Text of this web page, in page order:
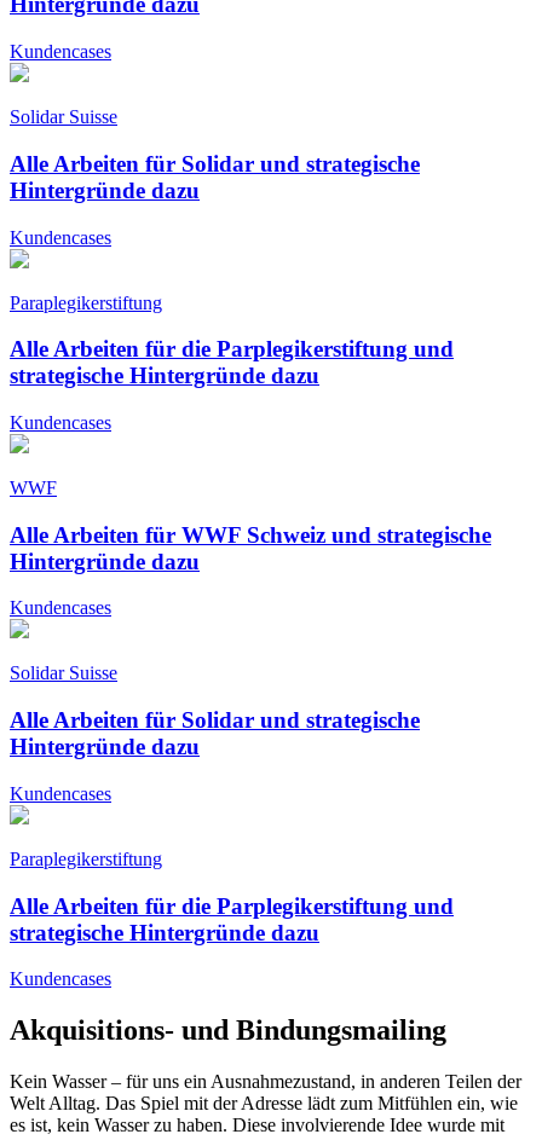
Kundencases
Solidar Suisse
Alle Arbeiten für Solidar und strategische
Hintergründe dazu
Kundencases
Paraplegikerstiftung
Alle Arbeiten für die Parplegikerstiftung und
strategische Hintergründe dazu
Kundencases
WWF
Alle Arbeiten für WWF Schweiz und strategische
Hintergründe dazu
Kundencases
Solidar Suisse
Alle Arbeiten für Solidar und strategische
Hintergründe dazu
Kundencases
Paraplegikerstiftung
Alle Arbeiten für die Parplegikerstiftung und
strategische Hintergründe dazu
Kundencases
Akquisitions- und Bindungsmailing
Kein Wasser – für uns ein Ausnahmezustand, in anderen Teilen der
Welt Alltag. Das Spiel mit der Adresse lädt zum Mitfühlen ein, wie
es ist, kein Wasser zu haben. Diese involvierende Idee wurde mit